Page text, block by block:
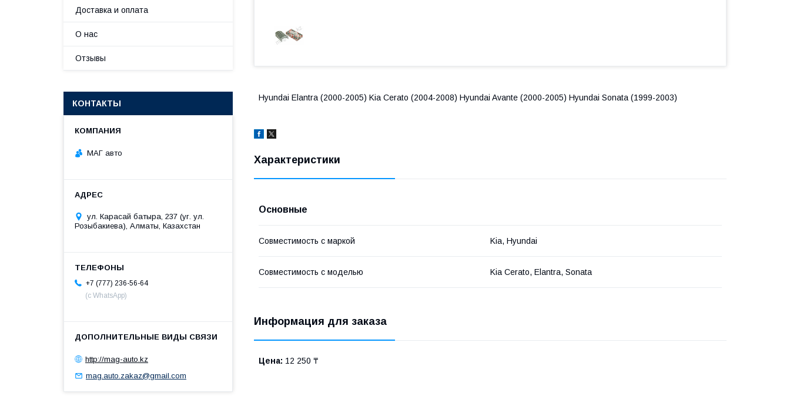
Hyundai Elantra (2000-2005) Kia Cerato (2004-2008) Hyundai Avante (2000-2005) Hyundai Sonata (1999-2003)
Характеристики
Основные
Совместимость с маркой Kia, Hyundai
Совместимость с моделью Kia Cerato, Elantra, Sonata
Информация для заказа
Цена: 12 250 ₸
Доставка и оплата
О нас
Отзывы
КОНТАКТЫ
МАГ авто
ул. Карасай батыра, 237 (уг. ул.
Розыбакиева), Алматы, Казахстан
+7 (777) 236-56-64
(с WhatsApp)
http://mag-auto.kz
mag.auto.zakaz@gmail.com